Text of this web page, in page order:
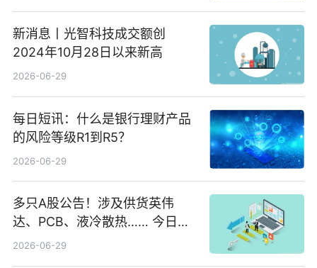
新消息丨光智科技成交额创
2024年10月28日以来新高
2026-06-29
每日短讯：什么是银行理财产品
的风险等级R1到R5？
2026-06-29
多只A股公告！涉及供货英伟
达、PCB、液冷散热…… 今日快
讯
2026-06-29